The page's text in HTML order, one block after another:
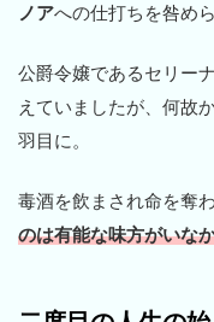
ノアへの仕打ちを咎め
公爵令嬢であるセリー
えていましたが、何故
羽目に。
毒酒を飲まされ命を奪
のは有能な味方がいな